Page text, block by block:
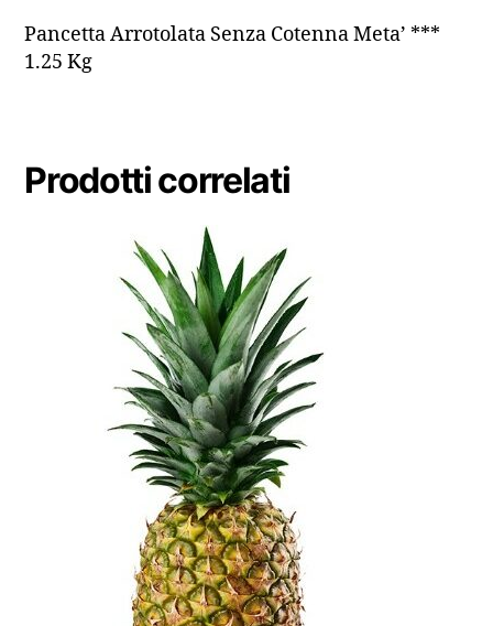
Pancetta Arrotolata Senza Cotenna Meta’ ***
1.25 Kg
Prodotti correlati